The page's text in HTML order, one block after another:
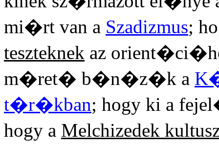
mi�rt van a Szadizmus;
teszteknek az
m�ret� b�n�z�k a
t�r�kban; hogy ki a
hogy a Melchizedek